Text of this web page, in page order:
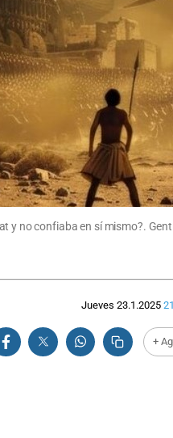
y no confiaba en sí mismo?.
Jueves 23.1.2025
+